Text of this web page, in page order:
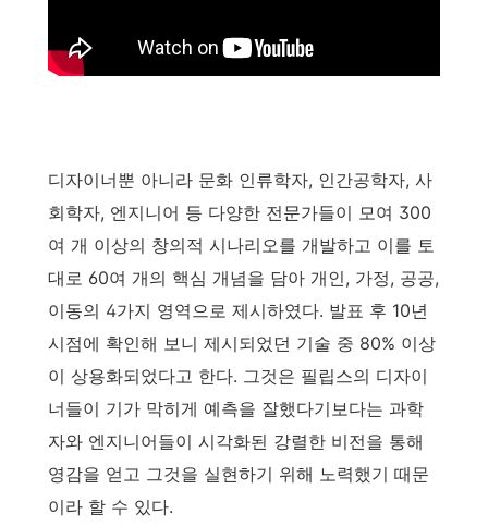
디자이너뿐 아니라 문화 인류학자, 인간공학자, 사
회학자, 엔지니어 등 다양한 전문가들이 모여 300
여 개 이상의 창의적 시나리오를 개발하고 이를 토
대로 60여 개의 핵심 개념을 담아 개인, 가정, 공공,
이동의 4가지 영역으로 제시하였다. 발표 후 10년
시점에 확인해 보니 제시되었던 기술 중 80% 이상
이 상용화되었다고 한다. 그것은 필립스의 디자이
너들이 기가 막히게 예측을 잘했다기보다는 과학
자와 엔지니어들이 시각화된 강렬한 비전을 통해
영감을 얻고 그것을 실현하기 위해 노력했기 때문
이라 할 수 있다.